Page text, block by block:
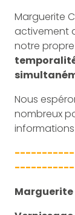
Marguerite
activement
notre
Nous
nombreux